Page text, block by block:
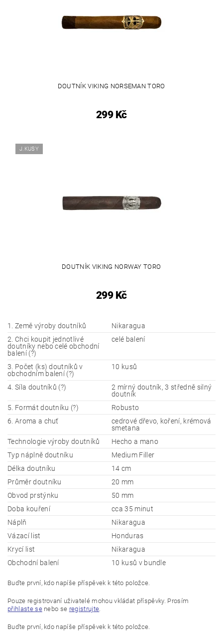
DOUTNÍK VIKING NORSEMAN TORO
299 Kč
J.KUSY
DOUTNÍK VIKING NORWAY TORO
299 Kč
1. Země výroby doutníků
Nikaragua
2. Chci koupit jednotlivé
doutníky nebo celé obchodní
balení (?)
celé balení
3. Počet (ks) doutníků v
obchodním balení (?)
10 kusů
4. Síla doutníků (?)
2 mírný doutník, 3 středně silný
doutník
5. Formát doutníku (?)
Robusto
6. Aroma a chuť
cedrové dřevo, koření, krémová
smetana
Technologie výroby doutníků
Hecho a mano
Typ náplně doutníku
Medium Filler
Délka doutníku
14 cm
Průměr doutníku
20 mm
Obvod prstýnku
50 mm
Doba kouření
cca 35 minut
Náplň
Nikaragua
Vázací list
Honduras
Krycí list
Nikaragua
Obchodní balení
10 kusů v bundle
Buďte první, kdo napíše příspěvek k této položce.
Pouze registrovaní uživatelé mohou vkládat příspěvky. Prosím
přihlaste senebo se registrujte
Buďte první, kdo napíše příspěvek k této položce.